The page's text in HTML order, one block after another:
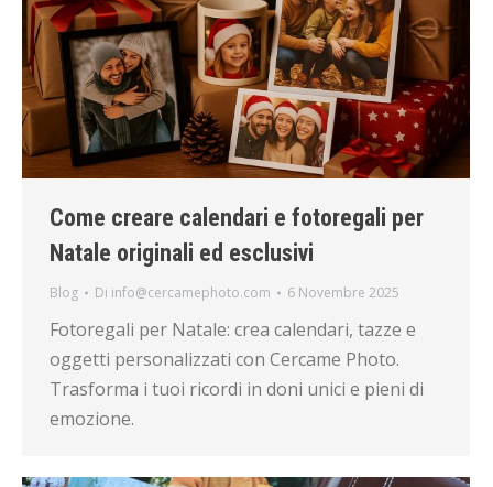
Come creare calendari e fotoregali per
Natale originali ed esclusivi
Blog Di info@cercamephoto.com 6 Novembre 2025
Fotoregali per Natale: crea calendari, tazze e
oggetti personalizzati con Cercame Photo.
Trasforma i tuoi ricordi in doni unici e pieni di
emozione.